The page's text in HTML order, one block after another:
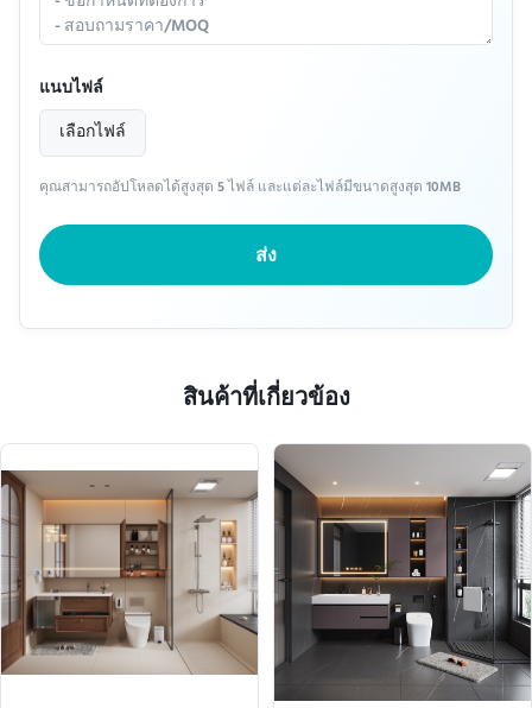
แนบไฟล์
เลือกไฟล์
คุณสามารถอัปโหลดได้สูงสุด 5 ไฟล์ และแต่ละไฟล์มีขนาดสูงสุด 10MB
ส่ง
สินค้าที่เกี่ยวข้อง